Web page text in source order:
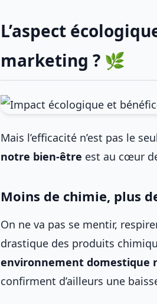
L’aspect
marketing ? 🌿
Mais l’efficacité n’est pas le
notre bien-être est au cœur
Moins de chimie, plus
On ne va pas se mentir,
drastique des produits
environnement domestique
confirment d’ailleurs une